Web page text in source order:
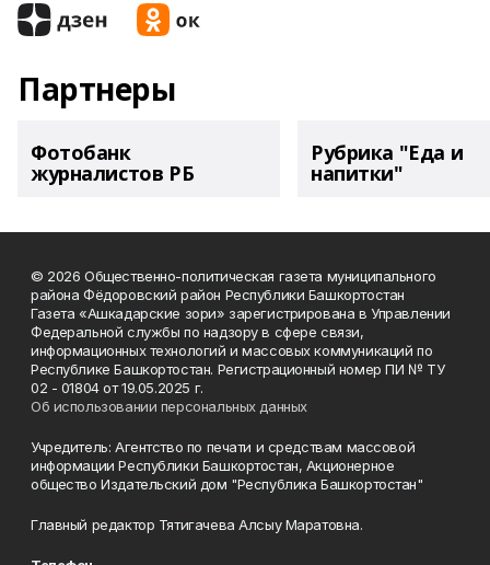
Партнеры
Фотобанк
журналистов РБ
Рубрика "Еда и
напитки"
© 2026 Общественно-политическая газета муниципального
района Фёдоровский район Республики Башкортостан
Газета «Ашкадарские зори» зарегистрирована в Управлении
Федеральной службы по надзору в сфере связи,
информационных технологий и массовых коммуникаций по
Республике Башкортостан. Регистрационный номер ПИ № ТУ
02 - 01804 от 19.05.2025 г.
Об использовании персональных данных
Учредитель: Агентство по печати и средствам массовой
информации Республики Башкортостан, Акционерное
общество Издательский дом "Республика Башкортостан"
Главный редактор Тятигачева Алсыу Маратовна.